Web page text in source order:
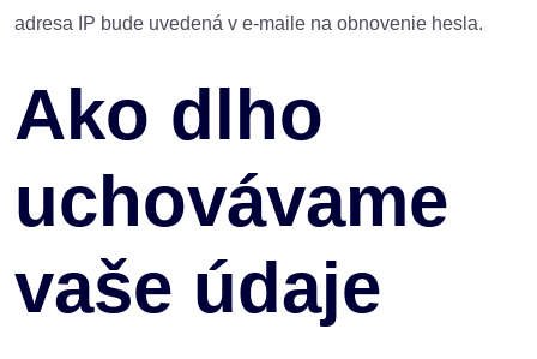
adresa IP bude uvedená v e-maile na obnovenie hesla.
Ako dlho
uchovávame
vaše údaje